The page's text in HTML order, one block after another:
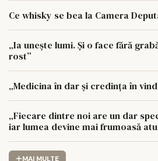
Ce whisky se bea la Camera
„Ia unește lumi. Și o face fără
rost”
„Medicina în dar și credința în
„Fiecare dintre noi are un dar
iar lumea devine mai frumoasă
MAI MULTE